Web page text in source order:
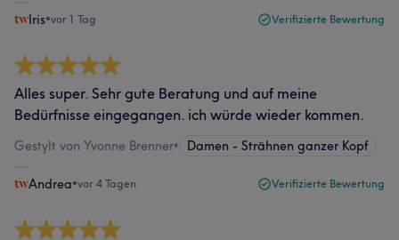
Iris•vor 1 Tag Verifizierte Bewertung
Alles super. Sehr gute Beratung und auf meine
Bedürfnisse eingegangen. ich würde wieder kommen.
Gestylt von Yvonne Brenner• Damen - Strähnen ganzer Kopf
Andrea•vor 4 Tagen Verifizierte Bewertung